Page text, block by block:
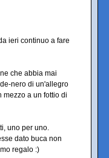
ieri continuo a fare
che abbia mai
nero di un'allegro
mezzo a un fottio di
uno per uno.
dato buca non
regalo :)